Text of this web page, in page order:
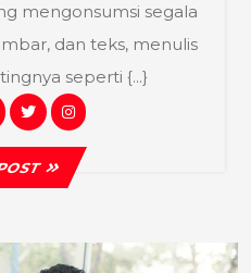
Baik
mengonsumsi segala
dan teks, menulis
seperti {...}
Linkedin
TwitterInstagram
VIEW
POST